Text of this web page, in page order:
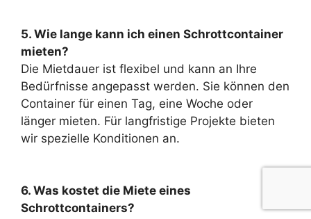
5. Wie lange kann ich einen Schrottcontainer
mieten?
Die Mietdauer ist flexibel und kann an Ihre
Bedürfnisse angepasst werden. Sie können den
Container für einen Tag, eine Woche oder
länger mieten. Für langfristige Projekte bieten
wir spezielle Konditionen an.
6. Was kostet die Miete eines
Schrottcontainers?